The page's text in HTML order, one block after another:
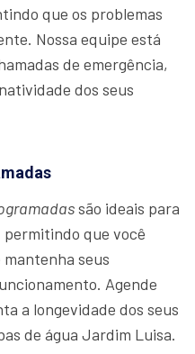
que os problemas
Nossa equipe está
de emergência,
dos seus
são ideais para
permitindo que você
seus
Agende
a longevidade dos seus
de água Jardim Luisa.